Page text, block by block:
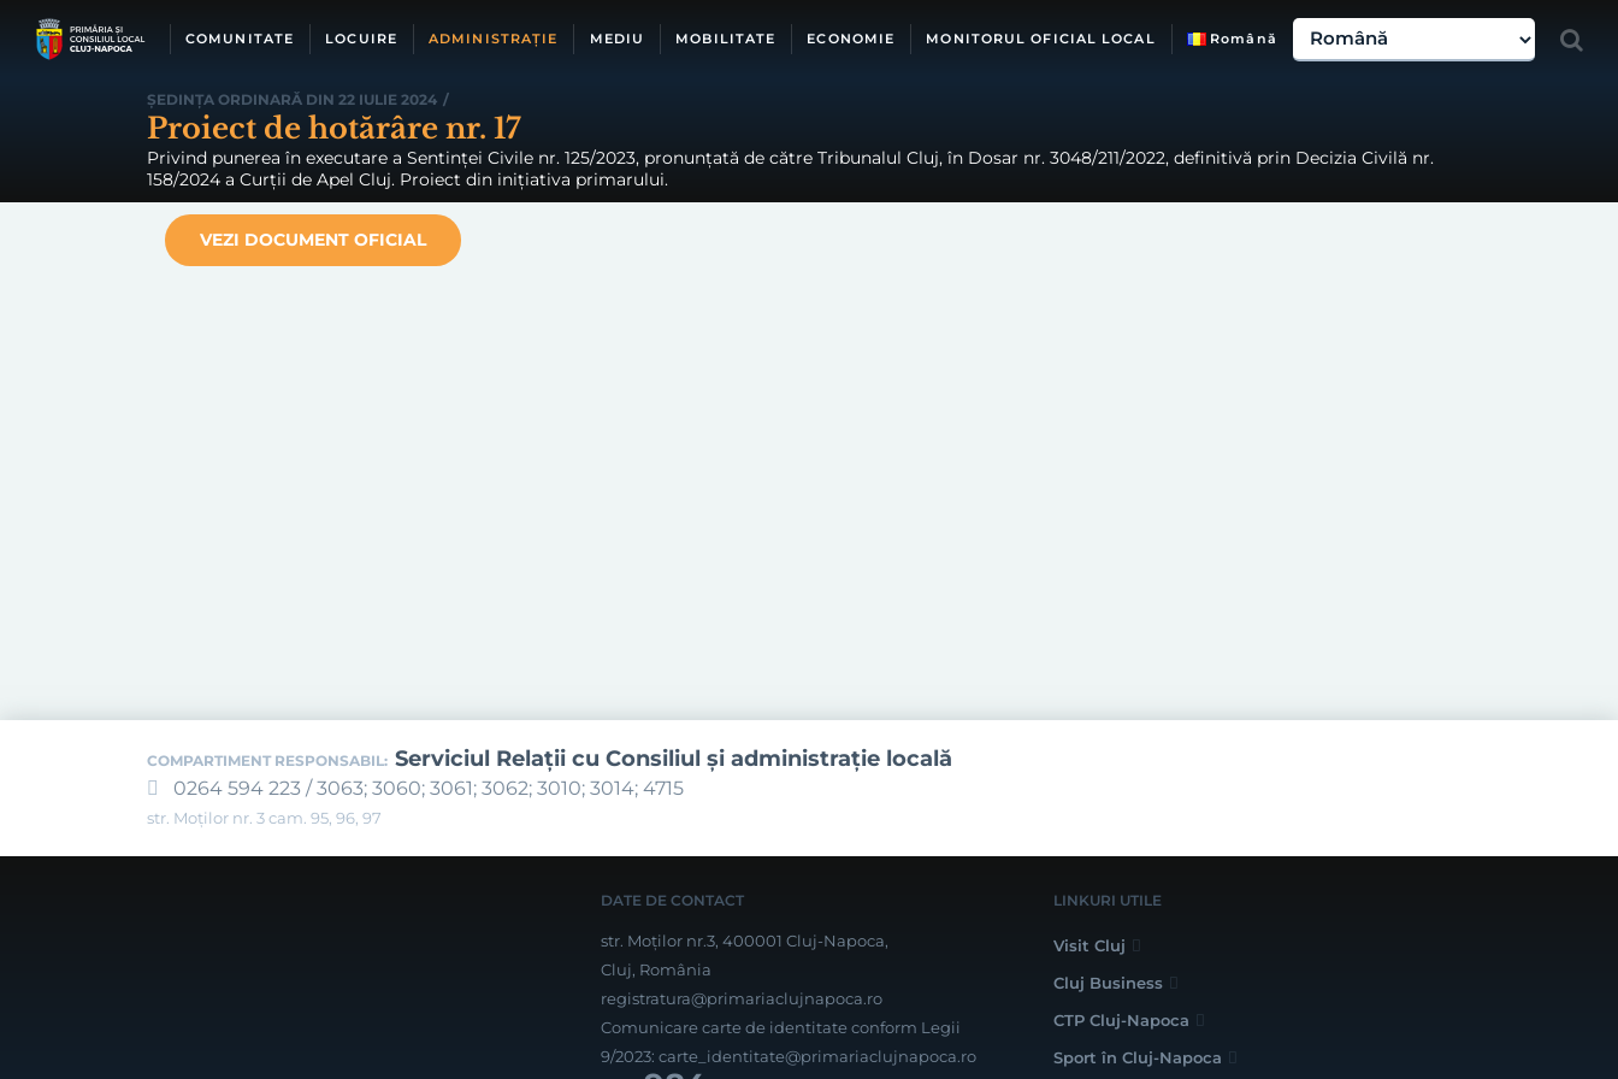
COMUNITATE LOCUIRE ADMINISTRAȚIE MEDIU MOBILITATE ECONOMIE MONITORUL OFICIAL LOCAL Română
ȘEDINȚA ORDINARĂ DIN 22 IULIE 2024 /
Proiect de hotărâre nr. 17
Privind punerea în executare a Sentinței Civile nr. 125/2023, pronunțată de către Tribunalul Cluj, în Dosar nr. 3048/211/2022, definitivă prin Decizia Civilă nr.
158/2024 a Curții de Apel Cluj. Proiect din inițiativa primarului.
VEZI DOCUMENT OFICIAL
COMPARTIMENT RESPONSABIL: Serviciul Relaţii cu Consiliul şi administraţie locală
0264 594 223 / 3063; 3060; 3061; 3062; 3010; 3014; 4715
str. Moților nr. 3 cam. 95, 96, 97
DATE DE CONTACT
str. Moților nr.3, 400001 Cluj-Napoca,
Cluj, România
registratura@primariaclujnapoca.ro
Comunicare carte de identitate conform Legii
9/2023: carte_identitate@primariaclujnapoca.ro
LINKURI UTILE
Visit Cluj
Cluj Business
CTP Cluj-Napoca
Sport în Cluj-Napoca